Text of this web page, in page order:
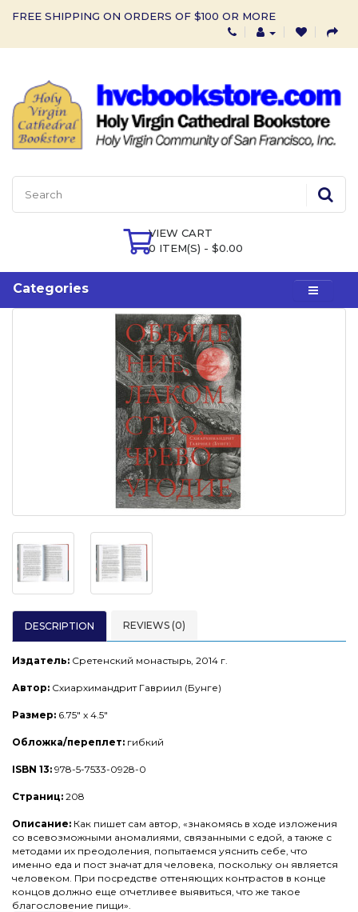
FREE SHIPPING ON ORDERS OF $100 OR MORE
VIEW CART
0 ITEM(S) - $0.00
Categories
DESCRIPTION REVIEWS (0)
Издатель: Сретенский монастырь, 2014 г.
Автор: Схиархимандрит Гавриил (Бунге)
Размер: 6.75" x 4.5"
Обложка/переплет: гибкий
ISBN 13: 978-5-7533-0928-0
Страниц: 208
Описание: Как пишет сам автор, «знакомясь в ходе изложения
со всевозможными аномалиями, связанными с едой, а также с
методами их преодоления, попытаемся уяснить себе, что
именно еда и пост значат для человека, поскольку он является
человеком. При посредстве оттеняющих контрастов в конце
концов должно еще отчетливее выявиться, что же такое
благословение пищи».